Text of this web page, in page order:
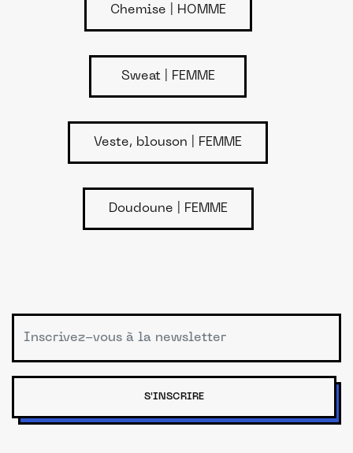
Chemise | HOMME
Sweat | FEMME
Veste, blouson | FEMME
Doudoune | FEMME
S'INSCRIRE